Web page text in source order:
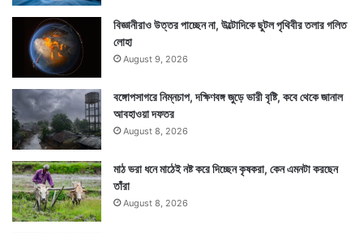
বিজ্ঞানীরাও উত্তর পাচ্ছেন না, উল্টোদিকে ছুটল পৃথিবীর তলার গলিত
লোহা
August 9, 2026
বঙ্গোপসাগরে নিম্নচাপ, দক্ষিণবঙ্গ জুড়ে ভারী বৃষ্টি, কবে থেকে জানাল
আবহাওয়া দফতর
August 8, 2026
মাঠ ভরা ধনে মাঠেই নষ্ট করে দিচ্ছেন কৃষকরা, কেন এমনটা করছেন
তাঁরা
August 8, 2026